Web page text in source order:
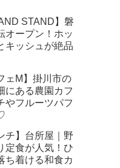
STAND】磐
オープン！ホッ
キッシュが絶品
ェM】掛川市の
にある農園カフ
やフルーツパフ
チ】台所屋｜野
定食が人気！ひ
ち着ける和食カ